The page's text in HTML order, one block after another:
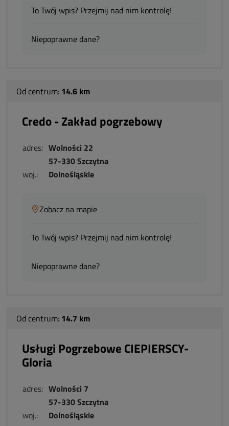
To Twój wpis? Przejmij nad nim kontrolę!
Niepoprawne dane?
Od centrum: 14.6 km
Credo - Zakład pogrzebowy
adres: Wolności 22
57-330 Szczytna
woj.:
Dolnośląskie
Zobacz na mapie
To Twój wpis? Przejmij nad nim kontrolę!
Niepoprawne dane?
Od centrum: 14.7 km
Usługi Pogrzebowe CIEPIERSCY-
Gloria
adres: Wolności 7
57-330 Szczytna
woj.:
Dolnośląskie